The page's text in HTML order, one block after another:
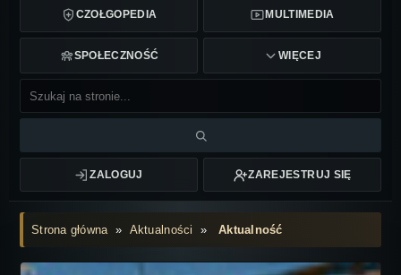
CZOŁGOPEDIA MULTIMEDIA
SPOŁECZNOŚĆ WIĘCEJ
ZALOGUJ ZAREJESTRUJ SIĘ
Strona główna» Aktualności »Aktualność